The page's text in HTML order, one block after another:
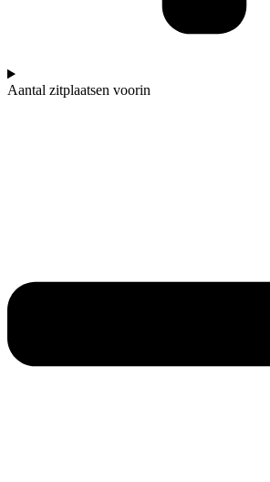
Aantal zitplaatsen voorin